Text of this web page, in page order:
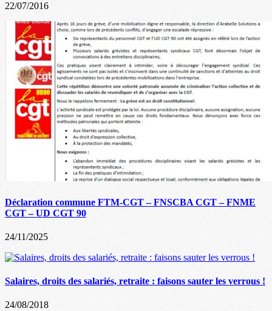
22/07/2016
Déclaration commune FTM-CGT – FNSCBA CGT – FNME
CGT – UD CGT 90
24/11/2025
Salaires, droits des salariés, retraite : faisons sauter les verrous !
24/08/2018